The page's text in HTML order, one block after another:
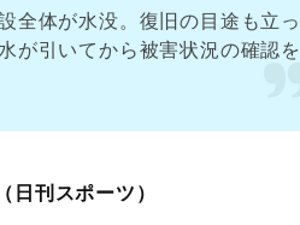
全体が水没。復旧の目途も立っ
が引いてから被害状況の確認を
（日刊スポーツ）